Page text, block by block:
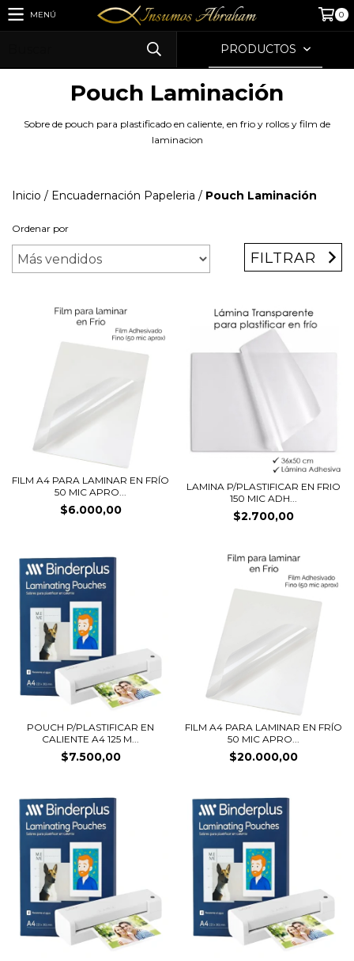
MENÚ 0
PRODUCTOS
Pouch Laminación
Sobre de pouch para plastificado en caliente, en frio y rollos y film de
laminacion
Inicio / Encuadernación Papeleria / Pouch Laminación
Ordenar por
FILTRAR
FILM A4 PARA LAMINAR EN FRÍO
50 MIC APRO...
$6.000,00
LAMINA P/PLASTIFICAR EN FRIO
150 MIC ADH...
$2.700,00
POUCH P/PLASTIFICAR EN
CALIENTE A4 125 M...
$7.500,00
FILM A4 PARA LAMINAR EN FRÍO
50 MIC APRO...
$20.000,00